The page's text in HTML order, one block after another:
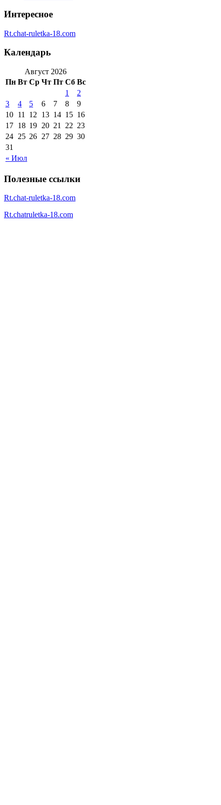
Интересное
Rt.chat-ruletka-18.com
Календарь
Август 2026
Пн Вт Ср Чт Пт Сб Вс
« Июл
1
2
3
4 5 6 7 8
9
10 11 12 13 14 15 16
17 18 19 20 21 22 23
24 25 26 27 28 29 30
31
Полезные ссылки
Rt.chat-ruletka-18.com
Rt.chatruletka-18.com